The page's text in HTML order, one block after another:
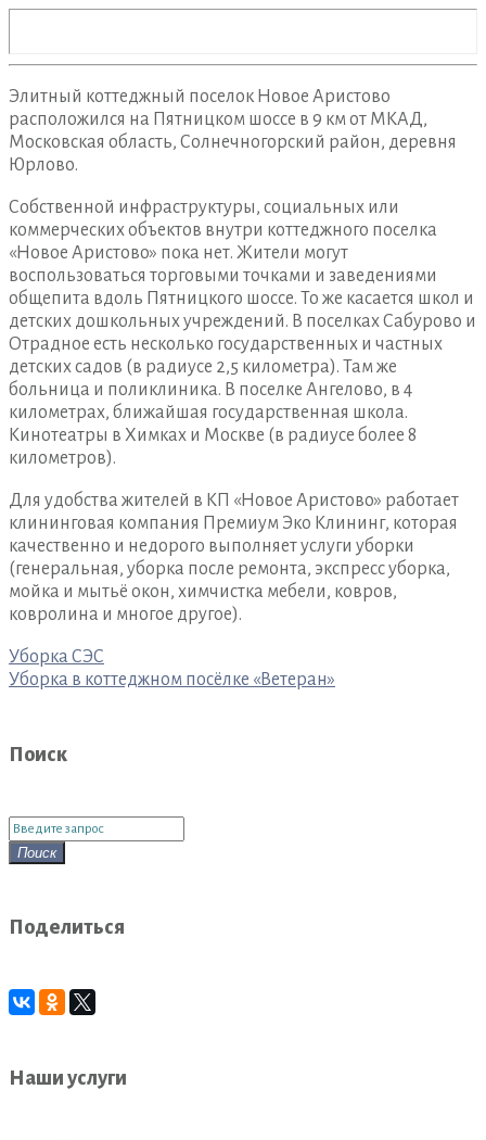
Элитный коттеджный поселок Новое Аристово
расположился на Пятницком шоссе в 9 км от МКАД,
Московская область, Солнечногорский район, деревня
Юрлово.
Собственной инфраструктуры, социальных или
коммерческих объектов внутри коттеджного поселка
«Новое Аристово» пока нет. Жители могут
воспользоваться торговыми точками и заведениями
общепита вдоль Пятницкого шоссе. То же касается школ и
детских дошкольных учреждений. В поселках Сабурово и
Отрадное есть несколько государственных и частных
детских садов (в радиусе 2,5 километра). Там же
больница и поликлиника. В поселке Ангелово, в 4
километрах, ближайшая государственная школа.
Кинотеатры в Химках и Москве (в радиусе более 8
километров).
Для удобства жителей в КП «Новое Аристово» работает
клининговая компания Премиум Эко Клининг, которая
качественно и недорого выполняет услуги уборки
(генеральная, уборка после ремонта, экспресс уборка,
мойка и мытьё окон, химчистка мебели, ковров,
ковролина и многое другое).
Навигация
по
Уборка СЭС
Уборка в коттеджном посёлке «Ветеран»
Поиск
Поиск
для:
Поиск
Поделиться
Наши услуги